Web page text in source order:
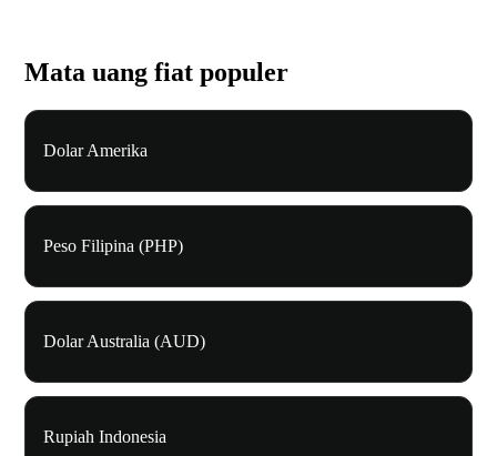
Mata uang fiat populer
Dolar Amerika
Peso Filipina (PHP)
Dolar Australia (AUD)
Rupiah Indonesia